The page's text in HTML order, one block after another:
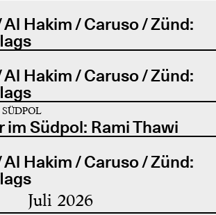
Hakim / Caruso / Zünd:
Hakim / Caruso / Zünd:
im Südpol: Rami Thawi
Hakim / Caruso / Zünd:
Juli 2026